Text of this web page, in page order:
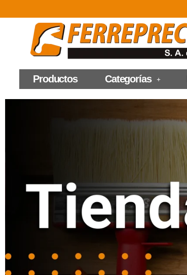
Productos Categorías